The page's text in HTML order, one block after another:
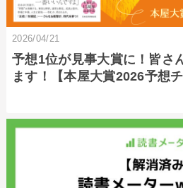
2026/04/21
予想1位が見事大賞に！皆さ
ます！【本屋大賞2026予想チ